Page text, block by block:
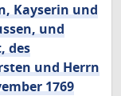
Kayserin und
und
des
und Herrn
1769